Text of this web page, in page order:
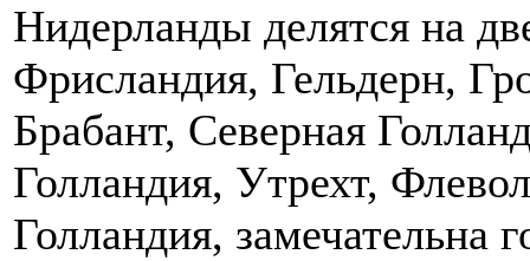
Нидерланды делятся на
Фрисландия, Гельдерн,
Брабант, Северная
Голландия, Утрехт,
Голландия, замечательна